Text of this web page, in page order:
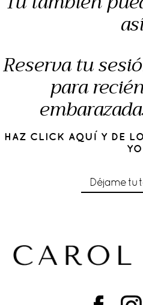
Reserva tu
para
HAZ CLICK AQUÍ Y DE
YO
Déjame tu